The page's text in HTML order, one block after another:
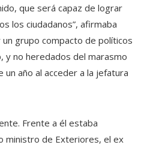
que será capaz de lograr
los ciudadanos”, afirmaba
grupo compacto de políticos
y no heredados del marasmo
un año al acceder a la jefatura
Frente a él estaba
ministro de Exteriores, el ex